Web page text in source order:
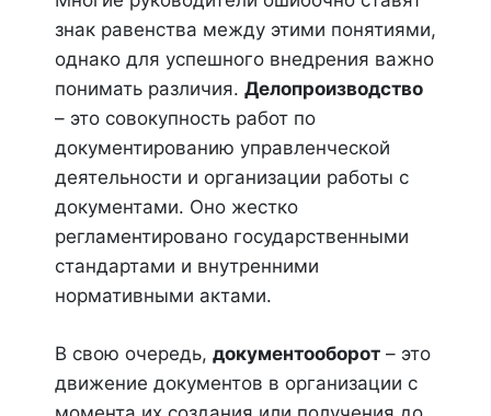
знак равенства между этими понятиями,
однако для успешного внедрения важно
понимать различия. Делопроизводство
– это совокупность работ по
документированию управленческой
деятельности и организации работы с
документами. Оно жестко
регламентировано государственными
стандартами и внутренними
нормативными актами.
В свою очередь, документооборот – это
движение документов в организации с